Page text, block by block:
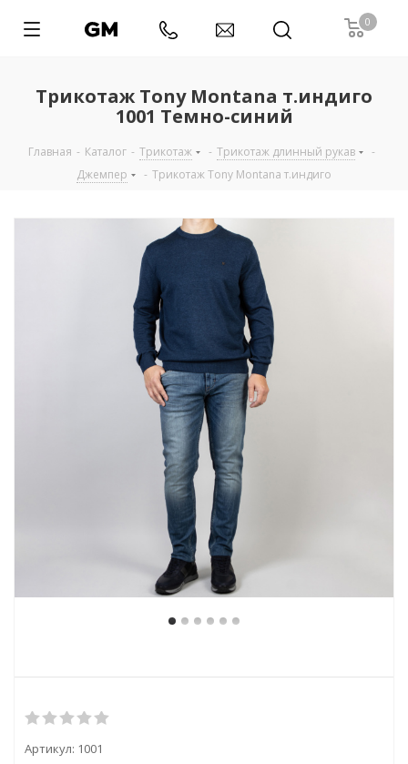
0
Трикотаж Tony Montana т.индиго
1001 Темно-синий
Главная - Каталог - Трикотаж - Трикотаж длинный рукав
-
Джемпер
- Трикотаж Tony Montana т.индиго
Артикул: 1001